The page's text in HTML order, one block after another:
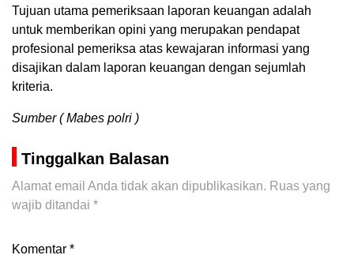
Tujuan utama pemeriksaan laporan keuangan adalah
untuk memberikan opini yang merupakan pendapat
profesional pemeriksa atas kewajaran informasi yang
disajikan dalam laporan keuangan dengan sejumlah
kriteria.
Sumber ( Mabes polri )
Tinggalkan Balasan
Alamat email Anda tidak akan dipublikasikan. Ruas yang
wajib ditandai *
Komentar *